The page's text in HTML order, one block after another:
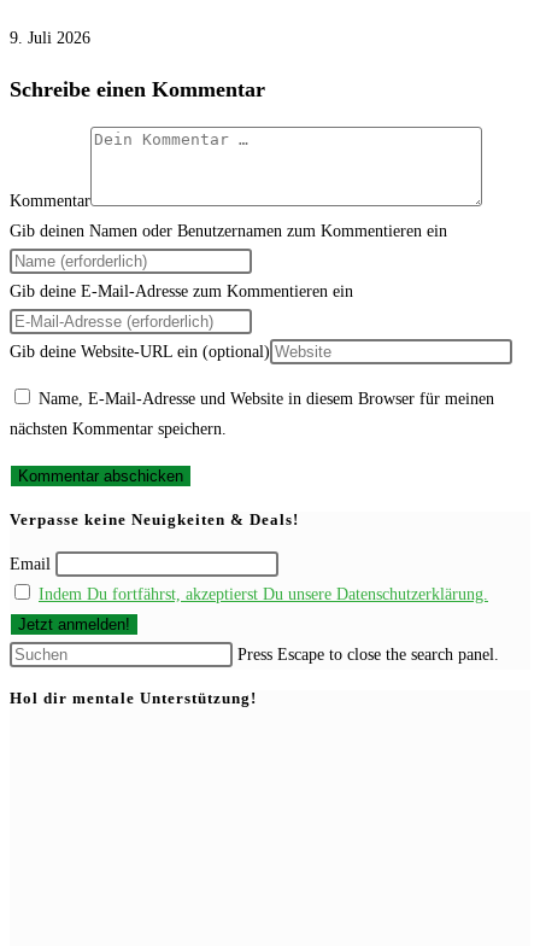
9. Juli 2026
Schreibe einen Kommentar
Kommentar
Gib deinen Namen oder Benutzernamen zum Kommentieren ein
Gib deine E-Mail-Adresse zum Kommentieren ein
Gib deine Website-URL ein (optional)
Name, E-Mail-Adresse und Website in diesem Browser für meinen
nächsten Kommentar speichern.
Verpasse keine Neuigkeiten & Deals!
Email
Indem Du fortfährst, akzeptierst Du unsere Datenschutzerklärung.
Press Escape to close the search panel.
Hol dir mentale Unterstützung!